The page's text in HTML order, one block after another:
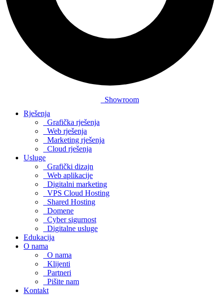
Showroom
Rješenja
Grafička rješenja
Web rješenja
Marketing rješenja
Cloud rješenja
Usluge
Grafički dizajn
Web aplikacije
Digitalni marketing
VPS Cloud Hosting
Shared Hosting
Domene
Cyber sigurnost
Digitalne usluge
Edukacija
O nama
O nama
Klijenti
Partneri
Pišite nam
Kontakt